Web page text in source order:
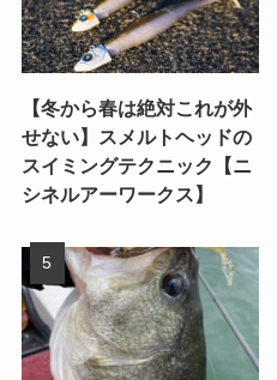
【冬から春は絶対これが外
せない】スメルトヘッドの
スイミングテクニック【ニ
シネルアーワークス】